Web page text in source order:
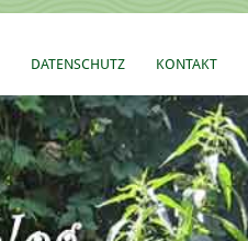
DATENSCHUTZ KONTAKT